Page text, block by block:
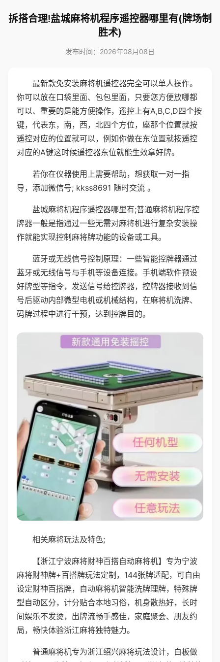
拆搭合理!盐城麻将机程序遥控器哪里有(牌场制
胜术)
发布时间：2026年08月08日
最新款免安装麻将机遥控器完全可以单人操作。
你可以放在口袋里面、包包里面，只要您方便放哪都
可以、重要的是能方便操作，遥控上有A,B,C,D四个按
键，代表东，南，西，北四个方位，座那个位置就按
遥控对应的位置就可以，例如你做在东位置就按遥控
对应的A键这时候遥控器东位就能生效拿好牌。
若你在仪器使用上需要帮助，想获取一对一指
导，添加微信号; kkss8691 随时交流 。
盐城麻将机程序遥控器哪里有;普通麻将机程序控
牌器一般是指通过一些无需对麻将机进行复杂安装操
作就能实现控制麻将牌功能的设备或工具。
蓝牙或无线信号控制原理：一些智能控牌器通过
蓝牙或无线信号与手机等设备连接。手机端软件预设
好牌型等指令，发送信号给控牌器，控牌器接收到信
号后驱动内部微型电机或机械结构，在麻将机洗牌、
码牌过程中进行干预，达到控牌目的。
相关麻将玩法及特色;
【浙江宁波麻将财神百搭自动麻将机】专为宁波
麻将财神牌+百搭牌玩法定制，144张牌适配，可自由
设定财神百搭牌，自动麻将机智能洗牌理牌，特殊牌
型自动区分，计分贴合本地习俗，机身散热好，长时
间娱乐不发烫，出牌流畅手感佳，家庭聚会、朋友约
局，畅快体验浙江麻将独特魅力。
普通麻将机专为浙江绍兴麻将玩法设计，白板做